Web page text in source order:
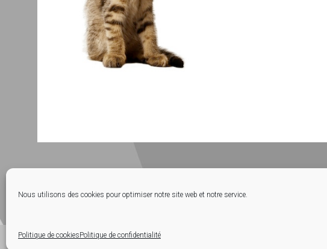
Nous utilisons des cookies pour optimiser notre site web et notre service.
Politique de cookiesPolitique de confidentialité